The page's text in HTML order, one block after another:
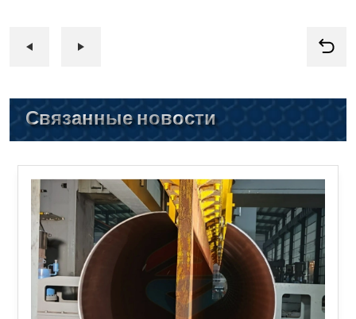
Связанные новости